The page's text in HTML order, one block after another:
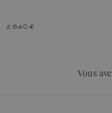
2 640 €
Vous